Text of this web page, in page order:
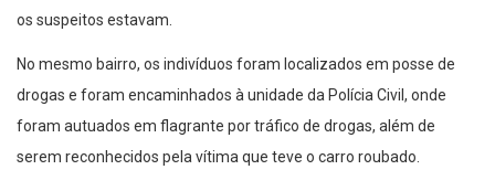
os suspeitos estavam.
No mesmo bairro, os indivíduos foram localizados em posse de
drogas e foram encaminhados à unidade da Polícia Civil, onde
foram autuados em flagrante por tráfico de drogas, além de
serem reconhecidos pela vítima que teve o carro roubado.